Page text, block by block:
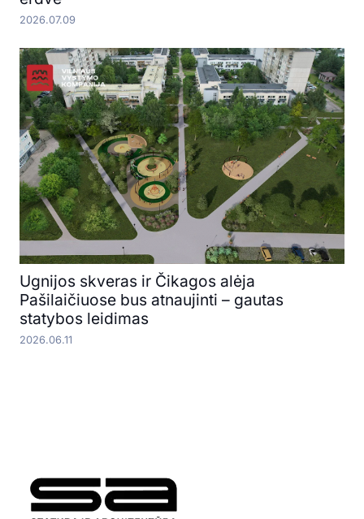
2026.07.09
Ugnijos skveras ir Čikagos alėja
Pašilaičiuose bus atnaujinti – gautas
statybos leidimas
2026.06.11